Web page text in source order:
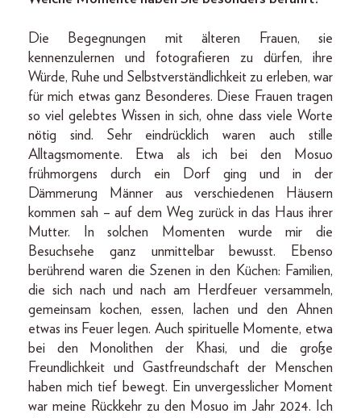
Die Begegnungen mit älteren Frauen, sie
kennenzulernen und fotografieren zu dürfen, ihre
Würde, Ruhe und Selbstverständlichkeit zu erleben, war
für mich etwas ganz Besonderes. Diese Frauen tragen
so viel gelebtes Wissen in sich, ohne dass viele Worte
nötig sind. Sehr eindrücklich waren auch stille
Alltagsmomente. Etwa als ich bei den Mosuo
frühmorgens durch ein Dorf ging und in der
Dämmerung Männer aus verschiedenen Häusern
kommen sah – auf dem Weg zurück in das Haus ihrer
Mutter. In solchen Momenten wurde mir die
Besuchsehe ganz unmittelbar bewusst. Ebenso
berührend waren die Szenen in den Küchen: Familien,
die sich nach und nach am Herdfeuer versammeln,
gemeinsam kochen, essen, lachen und den Ahnen
etwas ins Feuer legen. Auch spirituelle Momente, etwa
bei den Monolithen der Khasi, und die große
Freundlichkeit und Gastfreundschaft der Menschen
haben mich tief bewegt. Ein unvergesslicher Moment
war meine Rückkehr zu den Mosuo im Jahr 2024. Ich